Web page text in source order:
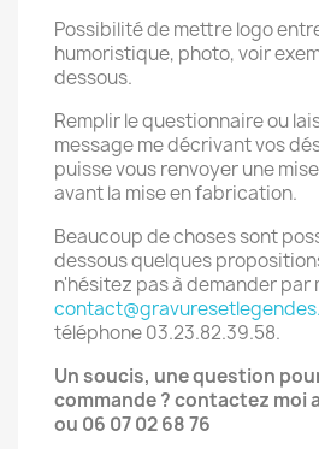
Possibilité de mettre logo
humoristique, photo, voir
dessous.
Remplir le questionnaire ou
message me décrivant vos
puisse vous renvoyer une
avant la mise en fabrication.
Beaucoup de choses sont
dessous quelques
n'hésitez pas à demander par
téléphone 03.23.82.39.58.
Un soucis, une question
commande ? contactez moi
ou 06 07 02 68 76